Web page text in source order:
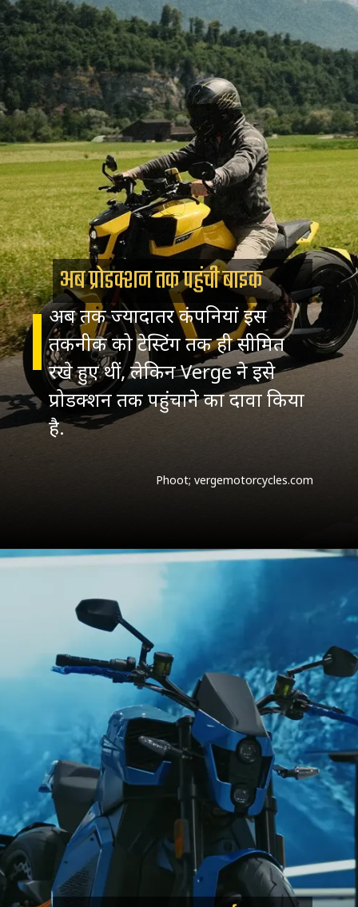
अब प्रोडक्शन तक पहुंची बाइक
अब तक ज्यादातर कंपनियां इस
तकनीक को टेस्टिंग तक ही सीमित
रखे हुए थीं, लेकिन Verge ने इसे
प्रोडक्शन तक पहुंचाने का दावा किया
है.
Phoot; vergemotorcycles.com